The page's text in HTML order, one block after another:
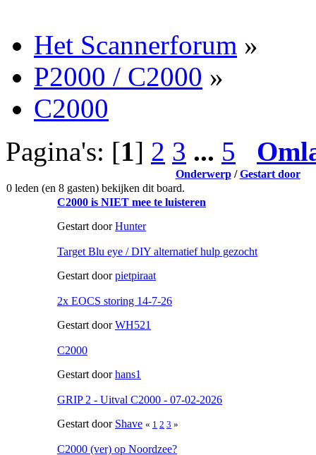
Het Scannerforum »
P2000 / C2000 »
C2000
Pagina's: [1] 2 3 ... 5
Onderwerp/Gestart door
0 leden (en 8 gasten) bekijken dit board.
C2000 is NIET mee te luisteren
Gestart doorHunter
Target Blu eye / DIY alternatief hulp gezocht
Gestart doorpietpiraat
2x EOCS storing 14-7-26
Gestart doorWH521
C2000
Gestart doorhans1
GRIP 2 - Uitval C2000 - 07-02-2026
Gestart door Shave « 1 2 3 »
C2000 (ver) op Noordzee?